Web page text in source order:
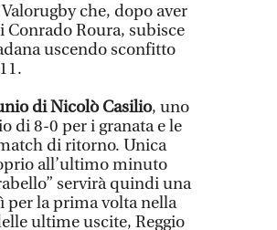
che, dopo aver
Roura, subisce
uscendo sconfitto
di Nicolò Casilio, uno
di 8-0 per i granata e le
di ritorno. Unica
all’ultimo minuto
servirà quindi una
per la prima volta nella
ultime uscite, Reggio